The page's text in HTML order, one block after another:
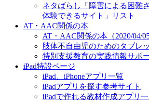
ネタばらし「障害による困難
体験できるサイト」リスト
AT・AAC関係の本
AT・AAC関係の本（2020/04/05
肢体不自由児のためのタブレ
特別支援教育の実践情報サポ
iPad特設ページ
iPad、iPhoneアプリ一覧
iPadアプリを探す参考サイト
iPadで作れる教材作成アプリ